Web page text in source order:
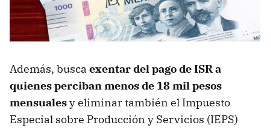
Además, busca exentar del pago de ISR a
quienes perciban menos de 18 mil pesos
mensualesy eliminar también el Impuesto
Especial sobre Producción y Servicios (IEPS)